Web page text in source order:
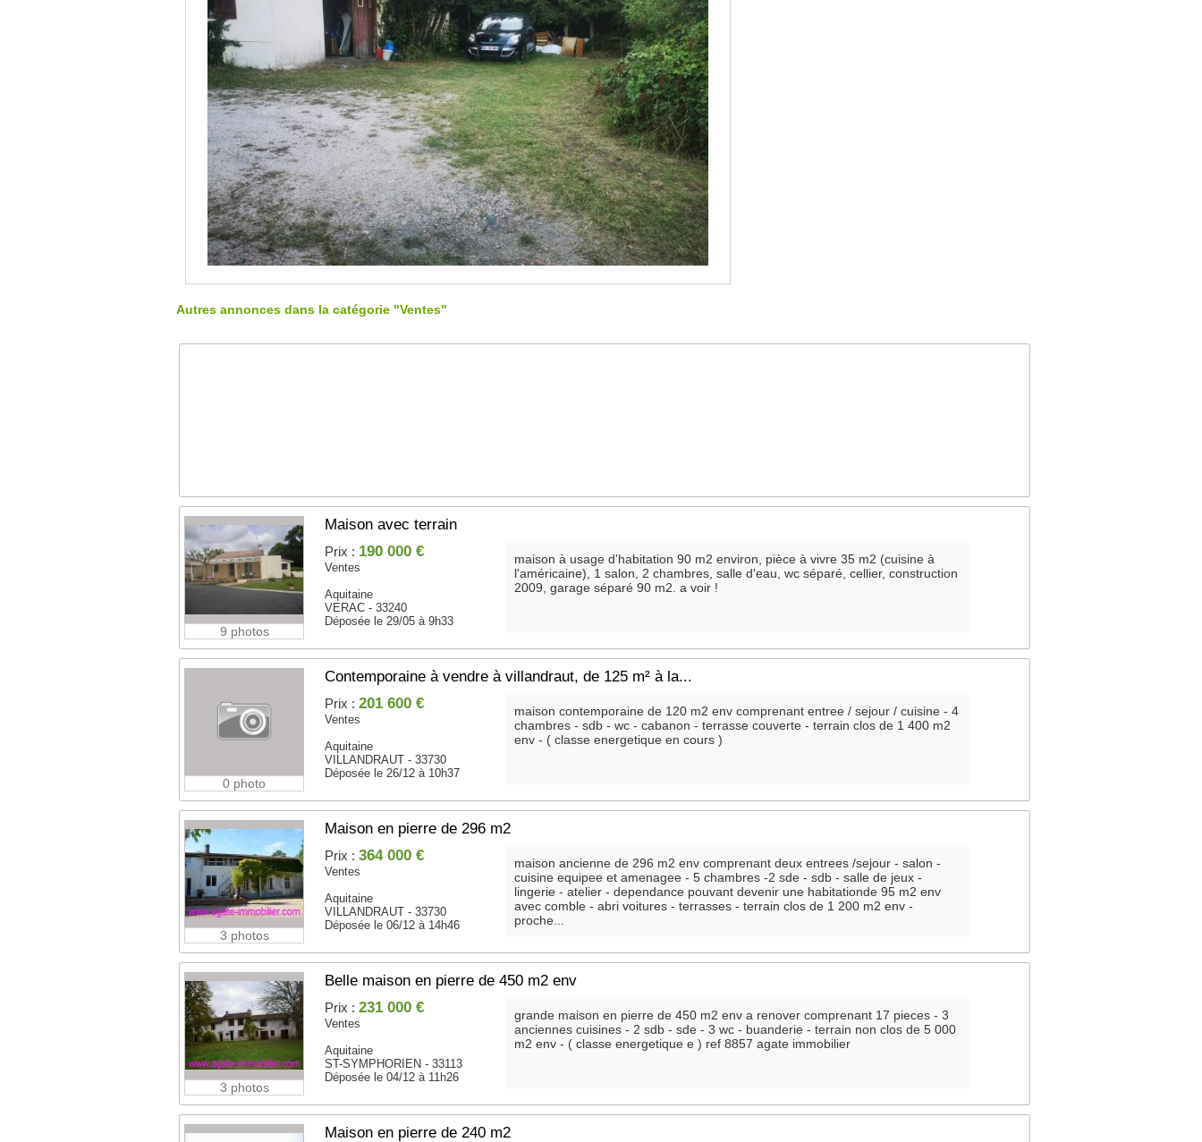
Autres annonces dans la catégorie "Ventes"
9 photos
Maison avec terrain
Prix : 190 000 €
Ventes
Aquitaine
VERAC - 33240
Déposée le 29/05 à 9h33
maison à usage d'habitation 90 m2 environ, pièce à vivre 35 m2 (cuisine à
l'américaine), 1 salon, 2 chambres, salle d'eau, wc séparé, cellier, construction
2009, garage séparé 90 m2. a voir !
0 photo
Contemporaine à vendre à villandraut, de 125 m² à la...
Prix :201 600 €
Ventes
Aquitaine
VILLANDRAUT - 33730
Déposée le 26/12 à 10h37
maison contemporaine de 120 m2 env comprenant entree / sejour / cuisine - 4
chambres - sdb - wc - cabanon - terrasse couverte - terrain clos de 1 400 m2
env - ( classe energetique en cours )
3 photos
Maison en pierre de 296 m2
Prix :364 000 €
Ventes
Aquitaine
VILLANDRAUT - 33730
Déposée le 06/12 à 14h46
maison ancienne de 296 m2 env comprenant deux entrees /sejour - salon -
cuisine equipee et amenagee - 5 chambres -2 sde - sdb - salle de jeux -
lingerie - atelier - dependance pouvant devenir une habitationde 95 m2 env
avec comble - abri voitures - terrasses - terrain clos de 1 200 m2 env -
proche...
3 photos
Belle maison en pierre de 450 m2 env
Prix :231 000 €
Ventes
Aquitaine
ST-SYMPHORIEN - 33113
Déposée le 04/12 à 11h26
grande maison en pierre de 450 m2 env a renover comprenant 17 pieces - 3
anciennes cuisines - 2 sdb - sde - 3 wc - buanderie - terrain non clos de 5 000
m2 env - ( classe energetique e ) ref 8857 agate immobilier
Maison en pierre de 240 m2